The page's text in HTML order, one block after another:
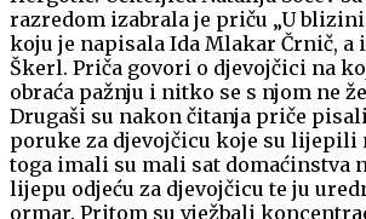
razredom izabrala je priču „U
koju je napisala Ida Mlakar Črnič, a
Škerl. Priča govori o djevojčici na
obraća pažnju i nitko se s njom ne
Drugaši su nakon čitanja priče
poruke za djevojčicu koje su lijepili
toga imali su mali sat domaćinstva
lijepu odjeću za djevojčicu te ju
ormar. Pritom su vježbali